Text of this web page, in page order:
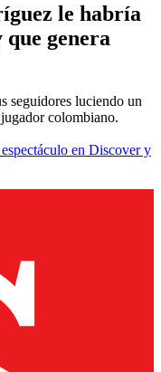
le habría
que genera
seguidores luciendo un
colombiano.
en Discover y